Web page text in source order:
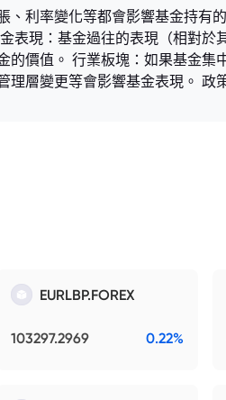
、利率變化等都會影響基金持有
表現：基金過往的表現（相對
的價值。 行業板塊：如果基金
理層變更等會影響基金表現。
EURLBP.FOREX
103297.2969 0.22%